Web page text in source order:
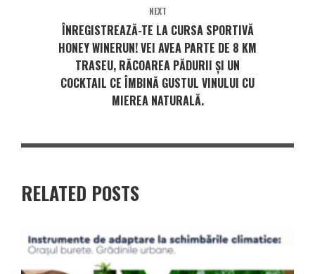
NEXT
ÎNREGISTREAZĂ-TE LA CURSA SPORTIVĂ
HONEY WINERUN! VEI AVEA PARTE DE 8 KM
TRASEU, RĂCOAREA PĂDURII ȘI UN
COCKTAIL CE ÎMBINĂ GUSTUL VINULUI CU
MIEREA NATURALĂ.
RELATED POSTS